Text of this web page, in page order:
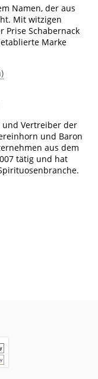
Namen, der aus
Mit witzigen
Prise Schabernack
Marke
und Vertreiber der
und Baron
aus dem
tätig und hat